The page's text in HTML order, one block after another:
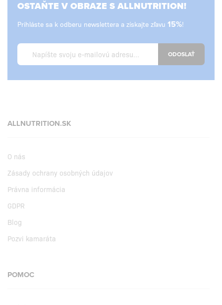
OSTAŇTE V OBRAZE S ALLNUTRITION!
Prihláste sa k odberu newslettera a získajte zľavu 15%!
ODOSLAŤ
ALLNUTRITION.SK
O nás
Zásady ochrany osobných údajov
Právna informácia
GDPR
Blog
Pozvi kamaráta
POMOC